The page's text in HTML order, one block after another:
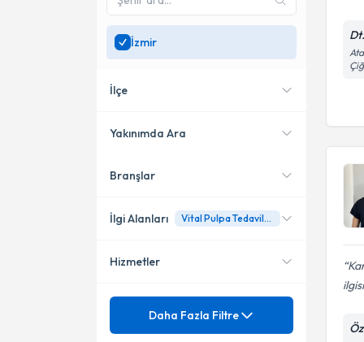
İzmir
İlçe
Bornova
Güzelbahçe
Menemen
Yakınımda Ara
Konumuma yakın uzmanları
Branşlar
Diş Hekimi
Endodonti (Kanal Tedavisi)
İlgi Alanları Vital Pulpa Tedavileri
Vital Pulpa Tedavileri
Hizmetler
Mezuniyet
Daha Fazla Filtre